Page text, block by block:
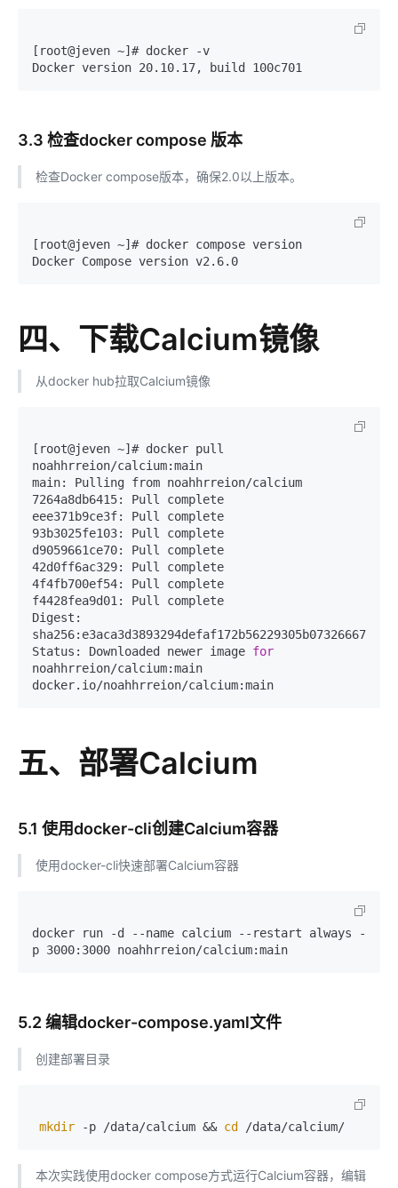
[root@jeven ~]# docker -v
3.3 检查docker compose 版本
检查Docker compose版本，确保2.0以上版本。
[root@jeven ~]# docker compose version
四、下载Calcium镜像
从docker hub拉取Calcium镜像
[root@jeven ~]# docker pull
noahhrreion/calcium:main
main: Pulling from noahhrreion/calcium
7264a8db6415: Pull complete
eee371b9ce3f: Pull complete
93b3025fe103: Pull complete
d9059661ce70: Pull complete
42d0ff6ac329: Pull complete
4f4fb700ef54: Pull complete
f4428fea9d01: Pull complete
Digest:
Status: Downloaded newer image for
noahhrreion/calcium:main
五、部署Calcium
5.1 使用docker-cli创建Calcium容器
使用docker-cli快速部署Calcium容器
docker run -d --name calcium --restart always -
5.2 编辑docker-compose.yaml文件
创建部署目录
mkdir -p /data/calcium && cd
本次实践使用docker compose方式运行Calcium容器，编辑